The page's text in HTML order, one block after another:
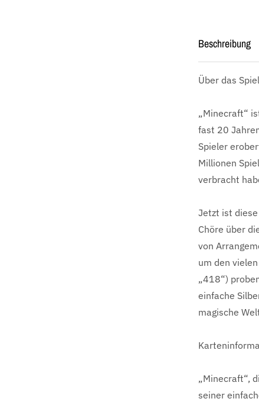
Beschreibung
Über das
„Minecraft“
fast 20
Spieler
Millionen
verbracht
Jetzt ist
Chöre über
von
um den
„418“)
einfache
magische
„Minecraft“,
seiner